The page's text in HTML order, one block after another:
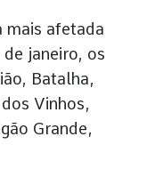
mais afetada
janeiro, os
Batalha,
Vinhos,
Grande,